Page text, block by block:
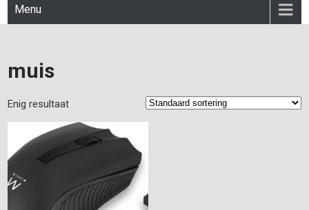
Menu
muis
Enig resultaat